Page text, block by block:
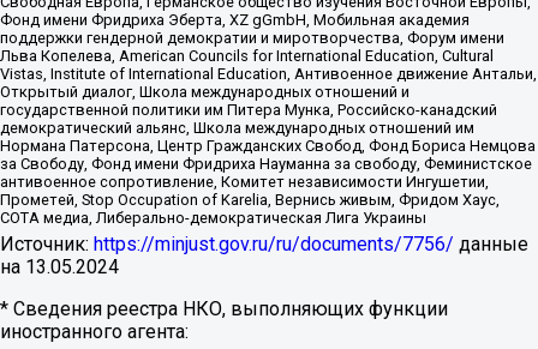
Фонд имени Фридриха Эберта, XZ gGmbH, Мобильная академия
поддержки гендерной демократии и миротворчества, Форум имени
Льва Копелева, American Councils for International Education, Cultural
Vistas, Institute of International Education, Антивоенное движение Антальи,
Открытый диалог, Школа международных отношений и
государственной политики им Питера Мунка, Российско-канадский
демократический альянс, Школа международных отношений им
Нормана Патерсона, Центр Гражданских Свобод, Фонд Бориса Немцова
за Свободу, Фонд имени Фридриха Науманна за свободу, Феминистское
антивоенное сопротивление, Комитет независимости Ингушетии,
Прометей, Stop Occupation of Karelia, Вернись живым, Фридом Хаус,
СОТА медиа, Либерально-демократическая Лига Украины
Источник: https://minjust.gov.ru/ru/documents/7756/ данные
на 13.05.2024
* Сведения реестра НКО, выполняющих функции
иностранного агента: